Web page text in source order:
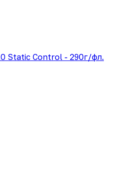
Static Control - 290г/фл.